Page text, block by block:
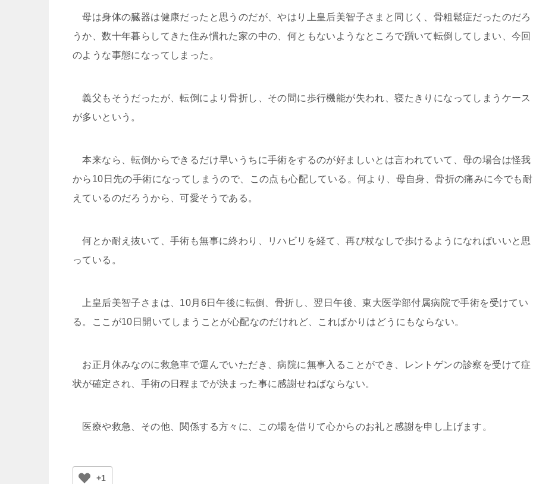
母は身体の臓器は健康だったと思うのだが、やはり上皇后美智子さまと同じく、骨粗鬆症だったのだろ
うか、数十年暮らしてきた住み慣れた家の中の、何ともないようなところで躓いて転倒してしまい、今回
のような事態になってしまった。
義父もそうだったが、転倒により骨折し、その間に歩行機能が失われ、寝たきりになってしまうケース
が多いという。
本来なら、転倒からできるだけ早いうちに手術をするのが好ましいとは言われていて、母の場合は怪我
から10日先の手術になってしまうので、この点も心配している。何より、母自身、骨折の痛みに今でも耐
えているのだろうから、可愛そうである。
何とか耐え抜いて、手術も無事に終わり、リハビリを経て、再び杖なしで歩けるようになればいいと思
っている。
上皇后美智子さまは、10月6日午後に転倒、骨折し、翌日午後、東大医学部付属病院で手術を受けてい
る。ここが10日開いてしまうことが心配なのだけれど、こればかりはどうにもならない。
お正月休みなのに救急車で運んでいただき、病院に無事入ることができ、レントゲンの診察を受けて症
状が確定され、手術の日程までが決まった事に感謝せねばならない。
医療や救急、その他、関係する方々に、この場を借りて心からのお礼と感謝を申し上げます。
+1